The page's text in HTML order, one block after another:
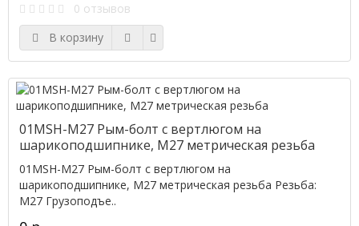
0 отзывов
В корзину
01MSH-M27 Рым-болт с вертлюгом на
шарикоподшипнике, M27 метрическая резьба
01MSH-M27 Рым-болт с вертлюгом на
шарикоподшипнике, M27 метрическая резьба Резьба:
M27 Грузоподъе..